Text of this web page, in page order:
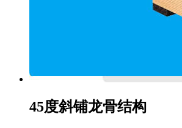
45度斜铺龙骨结构